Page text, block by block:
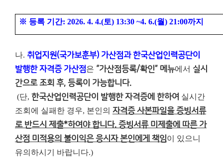
※ 등록 기간: 2026. 4. 4.(토) 13:30 ~4. 6.(월) 21:00까지
나. 취업지원(국가보훈부) 가산점과 한국산업인력공단이
발행한 자격증 가산점은 “가산점등록/확인” 메뉴에서 실시
간으로 조회 후, 등록이 가능합니다.
(단, 한국산업인력공단이 발행한 자격증에 한하여 실시간
조회에 실패한 경우, 본인의 자격증 사본파일을 증빙서류
로 반드시 제출*하여야 합니다. 증빙서류 미제출에 따른 가
산점 미적용의 불이익은 응시자 본인에게 책임이 있으니
유의하시기 바랍니다.)